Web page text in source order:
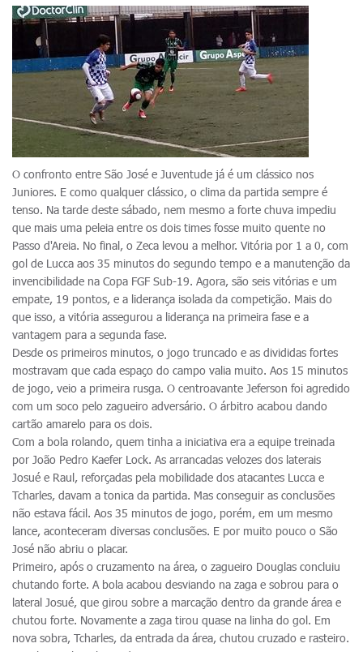
O confronto entre São José e Juventude já é um clássico nos
Juniores. E como qualquer clássico, o clima da partida sempre é
tenso. Na tarde deste sábado, nem mesmo a forte chuva impediu
que mais uma peleia entre os dois times fosse muito quente no
Passo d'Areia. No final, o Zeca levou a melhor. Vitória por 1 a 0, com
gol de Lucca aos 35 minutos do segundo tempo e a manutenção da
invencibilidade na Copa FGF Sub-19. Agora, são seis vitórias e um
empate, 19 pontos, e a liderança isolada da competição. Mais do
que isso, a vitória assegurou a liderança na primeira fase e a
vantagem para a segunda fase.
Desde os primeiros minutos, o jogo truncado e as divididas fortes
mostravam que cada espaço do campo valia muito. Aos 15 minutos
de jogo, veio a primeira rusga. O centroavante Jeferson foi agredido
com um soco pelo zagueiro adversário. O árbitro acabou dando
cartão amarelo para os dois.
Com a bola rolando, quem tinha a iniciativa era a equipe treinada
por João Pedro Kaefer Lock. As arrancadas velozes dos laterais
Josué e Raul, reforçadas pela mobilidade dos atacantes Lucca e
Tcharles, davam a tonica da partida. Mas conseguir as conclusões
não estava fácil. Aos 35 minutos de jogo, porém, em um mesmo
lance, aconteceram diversas conclusões. E por muito pouco o São
José não abriu o placar.
Primeiro, após o cruzamento na área, o zagueiro Douglas concluiu
chutando forte. A bola acabou desviando na zaga e sobrou para o
lateral Josué, que girou sobre a marcação dentro da grande área e
chutou forte. Novamente a zaga tirou quase na linha do gol. Em
nova sobra, Tcharles, da entrada da área, chutou cruzado e rasteiro.